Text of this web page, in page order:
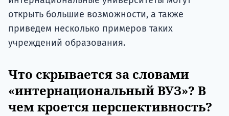
открыть большие возможности, а также
приведем несколько примеров таких
учреждений образования.
Что скрывается за словами
«интернациональный ВУЗ»? В
чем кроется перспективность?